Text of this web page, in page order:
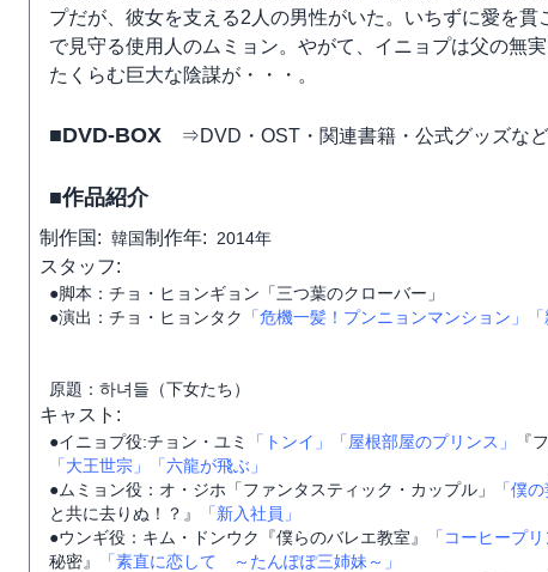
プだが、彼女を支える2人の男性がいた。いちずに愛を
で見守る使用人のムミョン。やがて、イニョプは父の無
たくらむ巨大な陰謀が・・・。
■DVD-BOX ⇒DVD・OST・関連書籍・公式グッズな
■作品紹介
制作国: 韓国制作年: 2014年
スタッフ:
●脚本：チョ・ヒョンギョン「三つ葉のクローバー」
●演出：チョ・ヒョンタク
「危機一髪！プンニョンマンション」
原題：하녀들（下女たち）
キャスト:
●イニョプ役:チョン・ユミ 「トンイ」 「屋根部屋のプリンス」 『
「大王世宗」
「六龍が飛ぶ」
●ムミョン役：オ・ジホ「ファンタスティック・カップル」
「僕
と共に去りぬ！？』
「新入社員」
●ウンギ役：キム・ドンウク『僕らのバレエ教室』
「コーヒープ
秘密』
「素直に恋して ～たんぽぽ三姉妹～」